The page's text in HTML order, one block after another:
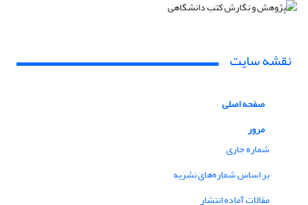
نقشه سایت
صفحه اصلی
مرور
شماره جاری
بر اساس شماره‌های نشریه
مقالات آماده انتشار